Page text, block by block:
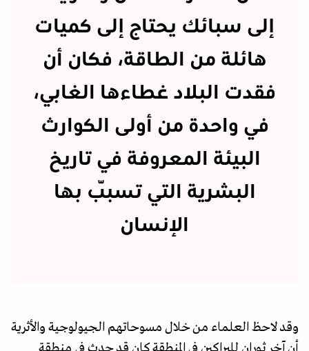
إلى سبائك يحتاج إلى كميات
هائلة من الطاقة، فكان أن
فقدت البلاد غطاءها الغابي،
في واحدة من أولى الكوارث
البيئة المعروفة في تاريخ
البشرية التي تسبّب بها
الإنسان
وقد لاحظ العلماء من خلال مسوحاتهم الجيولوجية والأثرية